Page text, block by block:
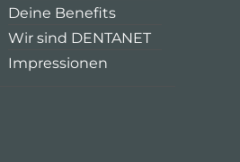
Deine Benefits
Wir sind DENTANET
Impressionen